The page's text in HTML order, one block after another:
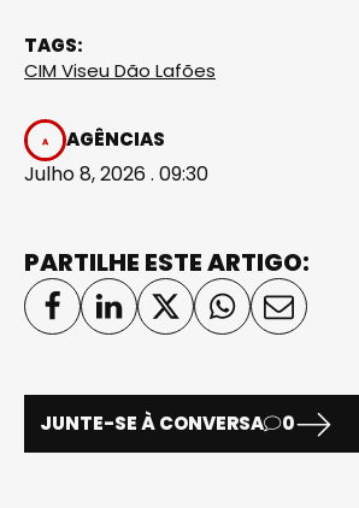
TAGS:
CIM Viseu Dão Lafões
AGÊNCIAS
Julho 8, 2026 . 09:30
PARTILHE ESTE ARTIGO:
JUNTE-SE À CONVERSA 0